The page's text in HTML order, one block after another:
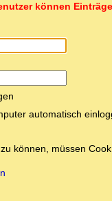
können
automatisch
können, müssen